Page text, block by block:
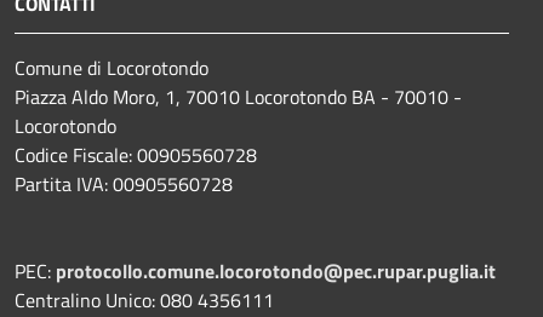
Comune di Locorotondo
Piazza Aldo Moro, 1, 70010 Locorotondo BA - 70010 -
Locorotondo
Codice Fiscale: 00905560728
Partita IVA: 00905560728
PEC: protocollo.comune.locorotondo@pec.rupar.puglia.it
Centralino Unico: 080 4356111